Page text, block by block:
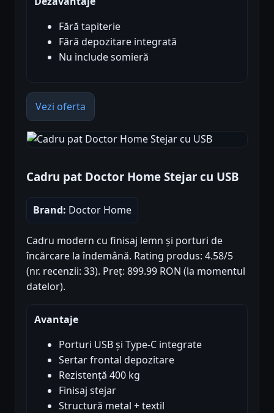
Fără tapiterie
Fără depozitare integrată
Nu include somieră
Vezi oferta
Cadru pat Doctor Home Stejar cu USB
Brand: Doctor Home
Cadru modern cu finisaj lemn și porturi de
încărcare la îndemână. Rating produs: 4.58/5
(nr. recenzii: 33). Preț: 899.99 RON (la momentul
datelor).
Avantaje
Porturi USB și Type-C integrate
Sertar frontal depozitare
Rezistență 400 kg
Finisaj stejar
Structură metal + textil